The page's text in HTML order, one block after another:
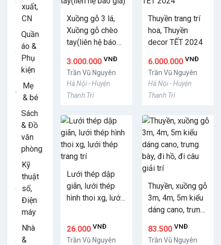
Xuồng gỗ 3 lá,
Xuồng gỗ chèo
tay(liên hệ báo
3.000.000 VNĐ
Trần Vũ Nguyên
Hà Nội - Huyện
Thanh Trì
Thuyền trang trí
hoa, Thuyền
decor TẾT 2024
6.000.000 VNĐ
Trần Vũ Nguyên
Hà Nội - Huyện
Thanh Trì
Lưới thép dập
giãn, lưới thép
hình thoi xg, lưới
26.000 VNĐ
Trần Vũ Nguyên
Thuyền, xuồng gỗ
3m, 4m, 5m kiểu
dáng cano, trưng
bày, đi hồ, đi câu
giải trí
83.500 VNĐ
Trần Vũ Nguyên
xuất,
CN
Quần
áo &
Phụ
kiện
Mẹ
& bé
Sách
& Đồ
văn
phòng
Kỹ
thuật
số,
Điện
máy
Nhà
&